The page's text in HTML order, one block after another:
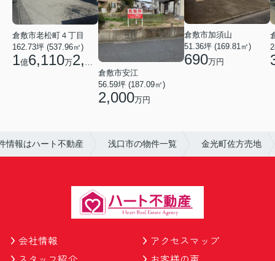
倉敷市老松町４丁目
162.73坪 (537.96㎡)
1億6,110万2,700
円
倉敷市安江
56.59坪 (187.09㎡)
2,000万円
倉敷市加須山
51.36坪 (169.81㎡)
690万円
情報はハート不動産 浅口市の物件一覧 金光町佐方売地
会社情報
アクセスマップ